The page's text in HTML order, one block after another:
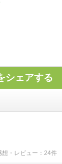
シェアする
想・レビュー 24件